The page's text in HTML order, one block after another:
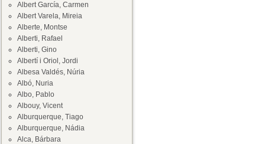
Albert García, Carmen
Albert Varela, Mireia
Alberte, Montse
Alberti, Rafael
Alberti, Gino
Albertí i Oriol, Jordi
Albesa Valdés, Núria
Albó, Nuria
Albo, Pablo
Albouy, Vicent
Alburquerque, Tiago
Alburquerque, Nádia
Alca, Bárbara